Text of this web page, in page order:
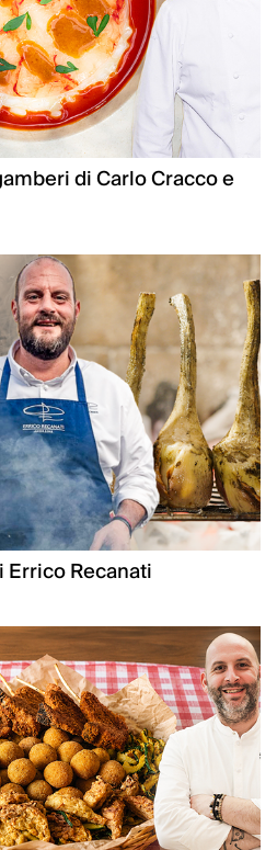
di Carlo Cracco e
Errico Recanati